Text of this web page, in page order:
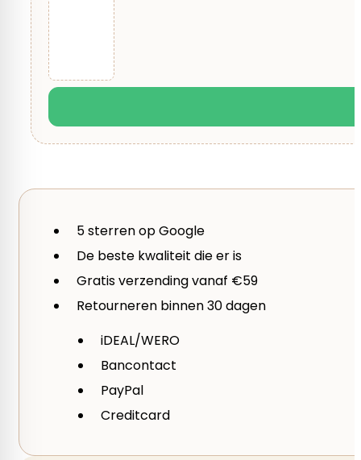
1 van de 5 sterren
Je beoordeling
5 sterren op Google
De beste kwaliteit die er is
Gratis verzending vanaf €59
Retourneren binnen 30 dagen
iDEAL/WERO
Bancontact
PayPal
Creditcard